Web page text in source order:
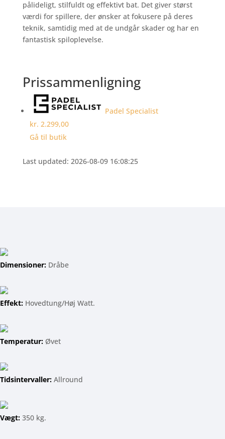
pålideligt, stilfuldt og effektivt bat. Det giver størst
værdi for spillere, der ønsker at fokusere på deres
teknik, samtidig med at de undgår skader og har en
fantastisk spiloplevelse.
Prissammenligning
Padel Specialist
kr. 2.299,00
Gå til butik
Last updated: 2026-08-09 16:08:25
Dimensioner: Dråbe
Effekt: Hovedtung/Høj Watt.
Temperatur: Øvet
Tidsintervaller: Allround
Vægt: 350 kg.